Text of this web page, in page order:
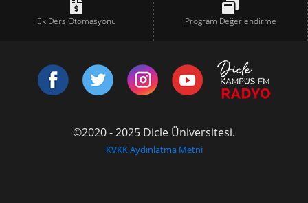
Ek Ders Otomasyonu Program Değerlendirme
©2020 - 2025 Dicle Üniversitesi.
KVKK Aydınlatma Metni